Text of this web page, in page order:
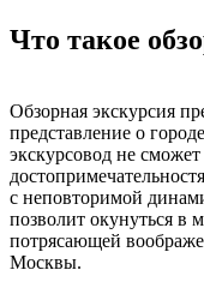
Что такое
Обзорная экскурсия
представление о
экскурсовод не
с неповторимой
позволит окунуться в
потрясающей
Москвы.